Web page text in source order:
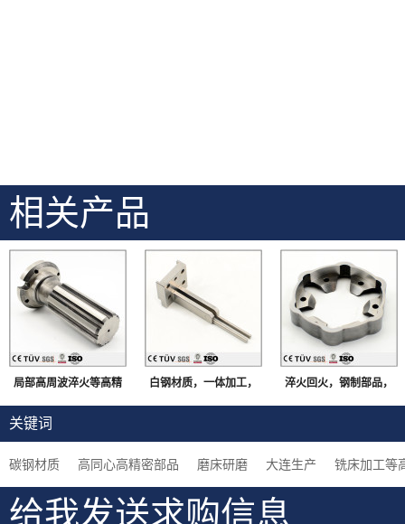
相关产品
局部高周波淬火等高精 白钢材质，一体加工， 淬火回火，钢制部品，
关键词
碳钢材质 高同心高精密部品 磨床研磨 大连生产 铣床加工等
给我发送求购信息